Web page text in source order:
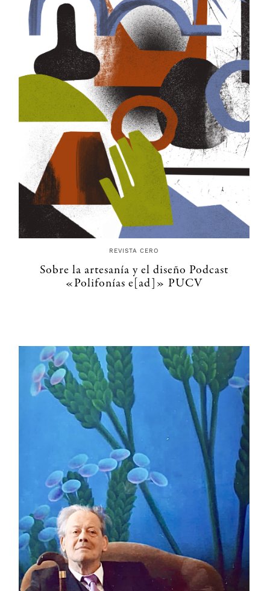
REVISTA CERO
Sobre la artesanía y el diseño Podcast
«Polifonías e[ad]» PUCV